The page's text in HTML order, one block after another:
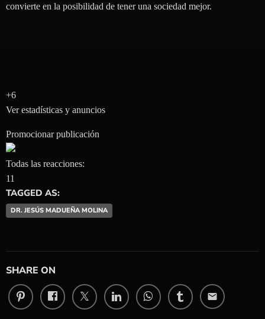
convierte en la posibilidad de tener una sociedad mejor.
+6
Ver estadísticas y anuncios
Promocionar publicación
Todas las reacciones:
11
TAGGED AS:
DR. JESÚS MADUEÑA MOLINA
SHARE ON
email